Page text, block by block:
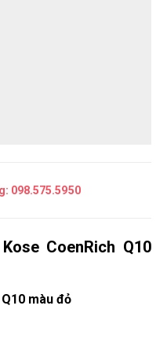
098.575.5950
CoenRich Q10
màu đỏ